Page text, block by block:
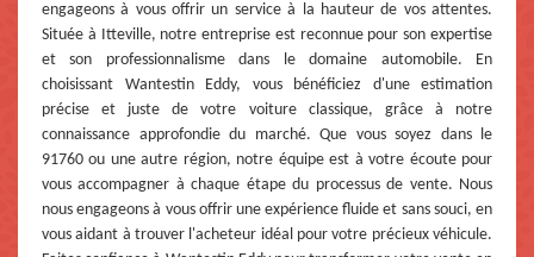
engageons à vous offrir un service à la hauteur de vos attentes.
Située à Itteville, notre entreprise est reconnue pour son expertise
et son professionnalisme dans le domaine automobile. En
choisissant Wantestin Eddy, vous bénéficiez d'une estimation
précise et juste de votre voiture classique, grâce à notre
connaissance approfondie du marché. Que vous soyez dans le
91760 ou une autre région, notre équipe est à votre écoute pour
vous accompagner à chaque étape du processus de vente. Nous
nous engageons à vous offrir une expérience fluide et sans souci, en
vous aidant à trouver l'acheteur idéal pour votre précieux véhicule.